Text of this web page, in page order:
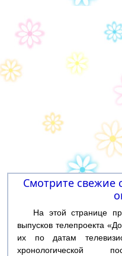
Смотрите свежие
На этой странице
выпусков телепроекта
их по датам
хронологической